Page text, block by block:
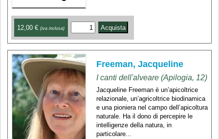
12,00 € (iva inclusa)
Freeman, Jacqueline
I canti dell'alveare (Apilogia, 12)
Jacqueline Freeman è un’apicoltrice
relazionale, un’agricoltrice biodinamica
e una pioniera nel campo dell’apicoltura
naturale. Ha il dono di percepire le
intelligenze della natura, in
particolare...